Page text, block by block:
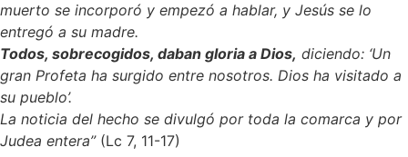
muerto se incorporó y empezó a hablar, y Jesús se lo
entregó a su madre.
Todos, sobrecogidos, daban gloria a Dios, diciendo: ‘Un
gran Profeta ha surgido entre nosotros. Dios ha visitado a
su pueblo’.
La noticia del hecho se divulgó por toda la comarca y por
Judea entera” (Lc 7, 11-17)